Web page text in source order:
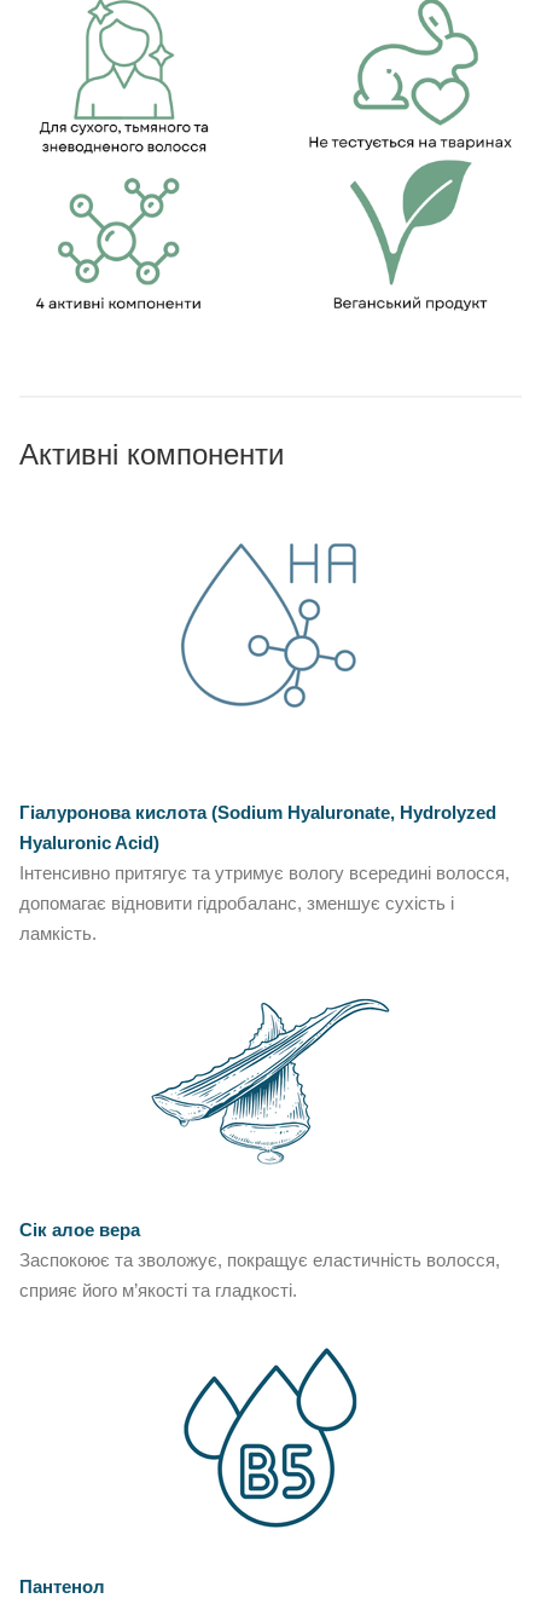
Активні компоненти
Гіалуронова кислота (Sodium Hyaluronate, Hydrolyzed
Hyaluronic Acid)
Інтенсивно притягує та утримує вологу всередині волосся,
допомагає відновити гідробаланс, зменшує сухість і
ламкість.
Сік алое вера
Заспокоює та зволожує, покращує еластичність волосся,
сприяє його м’якості та гладкості.
Пантенол